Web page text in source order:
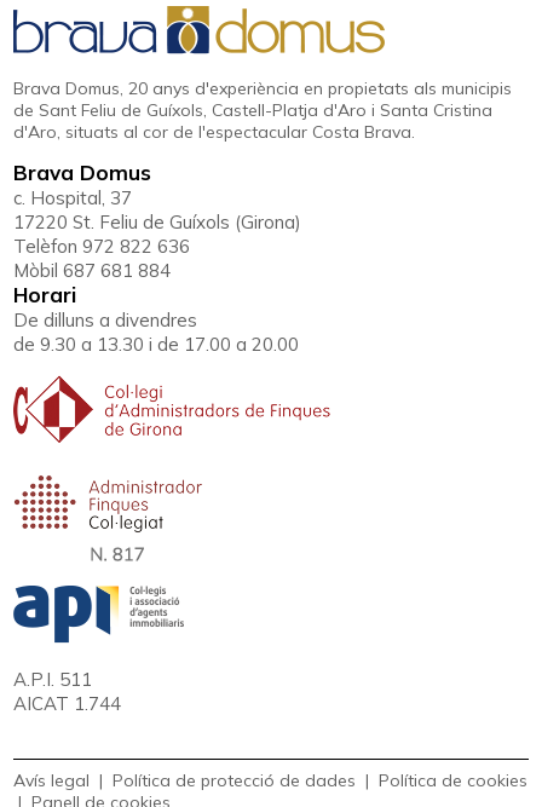
Brava Domus, 20 anys d'experiència en propietats als municipis
de Sant Feliu de Guíxols, Castell-Platja d'Aro i Santa Cristina
d'Aro, situats al cor de l'espectacular Costa Brava.
Brava Domus
c. Hospital, 37
17220 St. Feliu de Guíxols (Girona)
Telèfon 972 822 636
Mòbil 687 681 884
Horari
De dilluns a divendres
de 9.30 a 13.30 i de 17.00 a 20.00
A.P.I. 511
AICAT 1.744
Avís legal |Política de protecció de dades |Política de cookies
|Panell de cookies